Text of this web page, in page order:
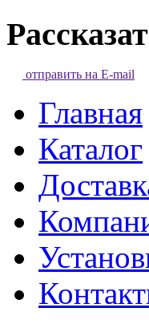
отправить на E-mail
Главная
Каталог